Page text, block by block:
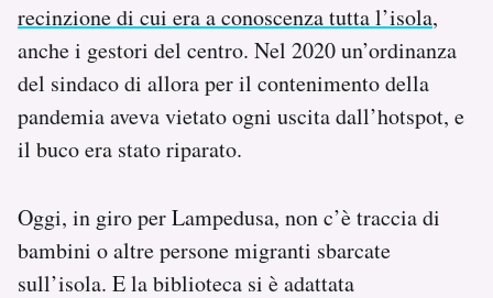
recinzione di cui era a conoscenza tutta l’isola,
anche i gestori del centro. Nel 2020 un’ordinanza
del sindaco di allora per il contenimento della
pandemia aveva vietato ogni uscita dall’hotspot, e
il buco era stato riparato.
Oggi, in giro per Lampedusa, non c’è traccia di
bambini o altre persone migranti sbarcate
sull’isola. E la biblioteca si è adattata